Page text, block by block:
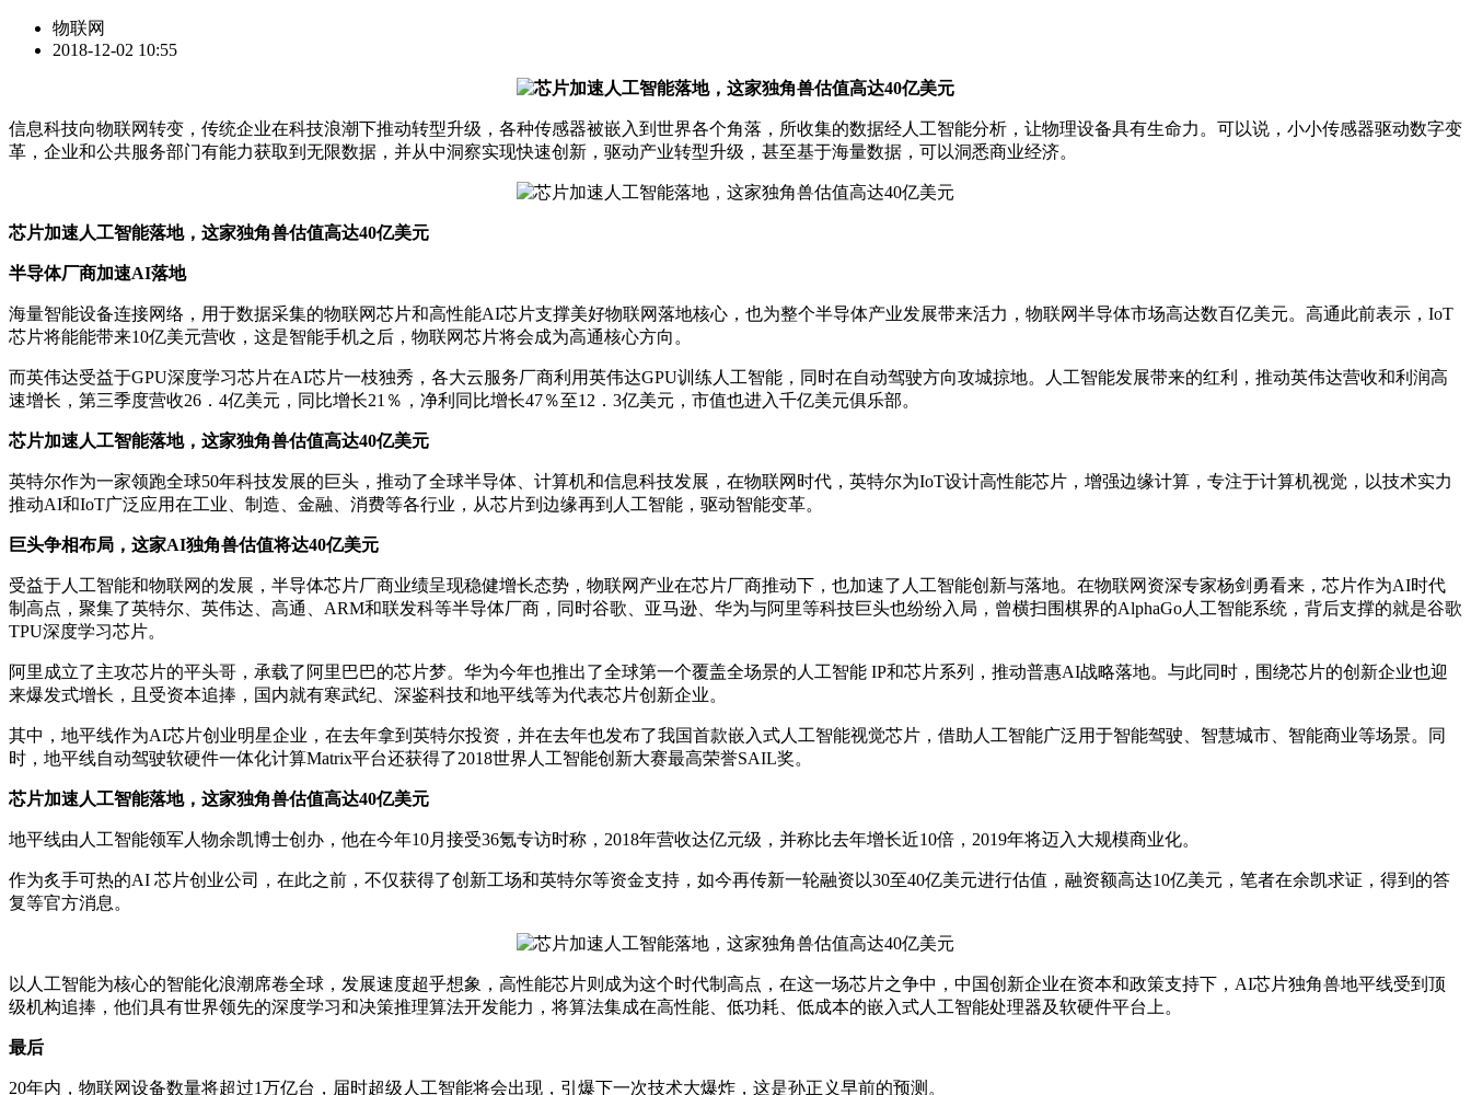
物联网
2018-12-02 10:55
信息科技向物联网转变，传统企业在科技浪潮下推动转型升级，各种传感器被嵌入到世界各个角落，所收集的数据经人工智能分析，让物理设备具有生命力。可以说，小小传感器驱动数字变
革，企业和公共服务部门有能力获取到无限数据，并从中洞察实现快速创新，驱动产业转型升级，甚至基于海量数据，可以洞悉商业经济。
芯片加速人工智能落地，这家独角兽估值高达40亿美元
半导体厂商加速AI落地
海量智能设备连接网络，用于数据采集的物联网芯片和高性能AI芯片支撑美好物联网落地核心，也为整个半导体产业发展带来活力，物联网半导体市场高达数百亿美元。高通此前表示，IoT
芯片将能能带来10亿美元营收，这是智能手机之后，物联网芯片将会成为高通核心方向。
而英伟达受益于GPU深度学习芯片在AI芯片一枝独秀，各大云服务厂商利用英伟达GPU训练人工智能，同时在自动驾驶方向攻城掠地。人工智能发展带来的红利，推动英伟达营收和利润高
速增长，第三季度营收26．4亿美元，同比增长21％，净利同比增长47％至12．3亿美元，市值也进入千亿美元俱乐部。
芯片加速人工智能落地，这家独角兽估值高达40亿美元
英特尔作为一家领跑全球50年科技发展的巨头，推动了全球半导体、计算机和信息科技发展，在物联网时代，英特尔为IoT设计高性能芯片，增强边缘计算，专注于计算机视觉，以技术实力
推动AI和IoT广泛应用在工业、制造、金融、消费等各行业，从芯片到边缘再到人工智能，驱动智能变革。
巨头争相布局，这家AI独角兽估值将达40亿美元
受益于人工智能和物联网的发展，半导体芯片厂商业绩呈现稳健增长态势，物联网产业在芯片厂商推动下，也加速了人工智能创新与落地。在物联网资深专家杨剑勇看来，芯片作为AI时代
制高点，聚集了英特尔、英伟达、高通、ARM和联发科等半导体厂商，同时谷歌、亚马逊、华为与阿里等科技巨头也纷纷入局，曾横扫围棋界的AlphaGo人工智能系统，背后支撑的就是谷歌
TPU深度学习芯片。
阿里成立了主攻芯片的平头哥，承载了阿里巴巴的芯片梦。华为今年也推出了全球第一个覆盖全场景的人工智能 IP和芯片系列，推动普惠AI战略落地。与此同时，围绕芯片的创新企业也迎
来爆发式增长，且受资本追捧，国内就有寒武纪、深鉴科技和地平线等为代表芯片创新企业。
其中，地平线作为AI芯片创业明星企业，在去年拿到英特尔投资，并在去年也发布了我国首款嵌入式人工智能视觉芯片，借助人工智能广泛用于智能驾驶、智慧城市、智能商业等场景。同
时，地平线自动驾驶软硬件一体化计算Matrix平台还获得了2018世界人工智能创新大赛最高荣誉SAIL奖。
芯片加速人工智能落地，这家独角兽估值高达40亿美元
地平线由人工智能领军人物余凯博士创办，他在今年10月接受36氪专访时称，2018年营收达亿元级，并称比去年增长近10倍，2019年将迈入大规模商业化。
作为炙手可热的AI 芯片创业公司，在此之前，不仅获得了创新工场和英特尔等资金支持，如今再传新一轮融资以30至40亿美元进行估值，融资额高达10亿美元，笔者在余凯求证，得到的答
复等官方消息。
以人工智能为核心的智能化浪潮席卷全球，发展速度超乎想象，高性能芯片则成为这个时代制高点，在这一场芯片之争中，中国创新企业在资本和政策支持下，AI芯片独角兽地平线受到顶
级机构追捧，他们具有世界领先的深度学习和决策推理算法开发能力，将算法集成在高性能、低功耗、低成本的嵌入式人工智能处理器及软硬件平台上。
最后
20年内，物联网设备数量将超过1万亿台，届时超级人工智能将会出现，引爆下一次技术大爆炸，这是孙正义早前的预测。